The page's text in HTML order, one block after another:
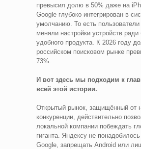
превысил долю в 50% даже на
Google глубоко интегрирован в
умолчанию. То есть пользователи
меняли настройки устройств ради
удобного продукта. К 2026 году
российском поисковом рынке
73%.
И вот здесь мы подходим к
всей этой истории.
Открытый рынок, защищённый от
конкуренции, действительно
локальной компании побеждать
гиганта. Яндексу не
Google, запрещать Android или